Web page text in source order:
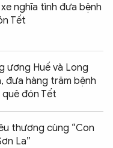
nghĩa tình đưa bệnh
Tết
ương Huế và Long
đưa hàng trăm bệnh
quê đón Tết
thương cùng “Con
La”